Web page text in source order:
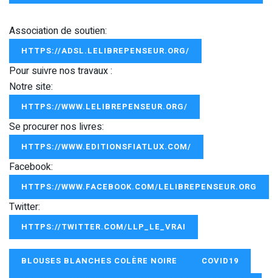
Association de soutien:
HTTPS://ADSL.LELIBREPENSEUR.ORG/
Pour suivre nos travaux :
Notre site:
HTTPS://WWW.LELIBREPENSEUR.ORG/
Se procurer nos livres:
HTTPS://WWW.EDITIONSFIATLUX.COM/
Facebook:
HTTPS://WWW.FACEBOOK.COM/LELIBREPENSEUR.ORG
Twitter:
HTTPS://TWITTER.COM/LLP_LE_VRAI
BLOUSES BLANCHES COLÈRE NOIRE COVID19